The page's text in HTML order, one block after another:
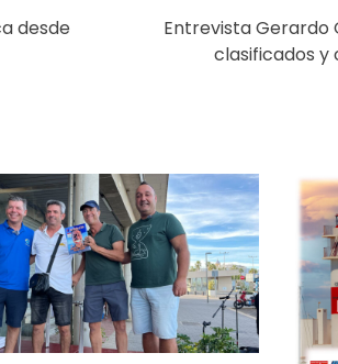
desde
Entrevista Gerardo
clasificados y